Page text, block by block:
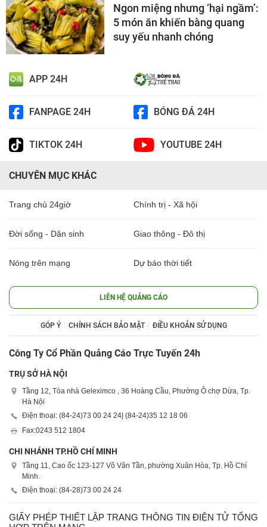
Ngon miệng nhưng ‘hại ngầm’:
5 món ăn khiến bàng quang
suy yếu nhanh chóng
APP 24H
FANPAGE 24H BÓNG ĐÁ 24H
TIKTOK 24H YOUTUBE 24H
CHUYÊN MỤC KHÁC
Trang chủ 24giờ Chính trị - Xã hội
Đời sống - Dân sinh Giao thông - Đô thị
Nóng trên mạng Dự báo thời tiết
LIÊN HỆ QUẢNG CÁO
GÓP Ý CHÍNH SÁCH BẢO MẬT ĐIỀU KHOẢN SỬ DỤNG
Công Ty Cổ Phần Quảng Cáo Trực Tuyến 24h
TRỤ SỞ HÀ NỘI
Tầng 12, Tòa nhà Geleximco , 36 Hoàng Cầu, Phường Ô chợ Dừa, Tp.
Hà Nội
Điện thoại: (84-24)73 00 24 24| (84-24)35 12 18 06
Fax:0243 512 1804
CHI NHÁNH TP.HỒ CHÍ MINH
Tầng 11, Cao ốc 123-127 Võ Văn Tần, phường Xuân Hòa, Tp. Hồ Chí
Minh.
Điện thoại: (84-28)73 00 24 24
GIẤY PHÉP THIẾT LẬP TRANG THÔNG TIN ĐIỆN TỬ TỔNG